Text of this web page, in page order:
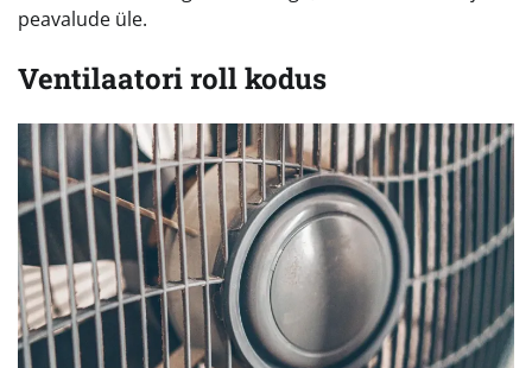
peavalude üle.
Ventilaatori roll kodus